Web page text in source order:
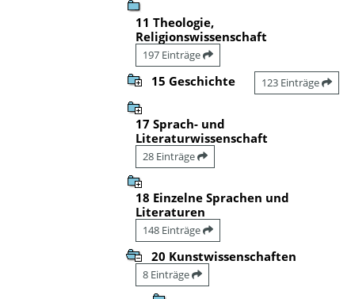
11 Theologie,
Religionswissenschaft
197 Einträge
15 Geschichte 123 Einträge
17 Sprach- und
Literaturwissenschaft
28 Einträge
18 Einzelne Sprachen und
Literaturen
148 Einträge
20 Kunstwissenschaften
8 Einträge